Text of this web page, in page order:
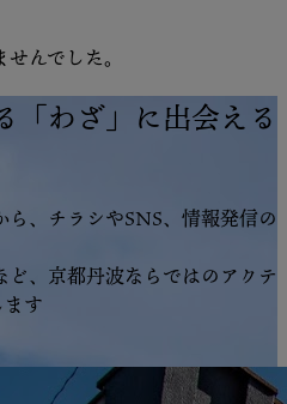
んでした。
「わざ」に出会える
、チラシやSNS、情報発信の
、京都丹波ならではのアクテ
す